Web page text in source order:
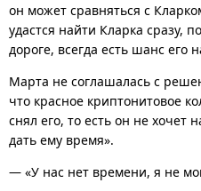
он может сравняться с
удастся найти Кларка сразу,
дороге, всегда есть шанс его
Марта не соглашалась с
что красное криптонитовое
снял его, то есть он не хочет
дать ему время».
— «У нас нет времени, я не